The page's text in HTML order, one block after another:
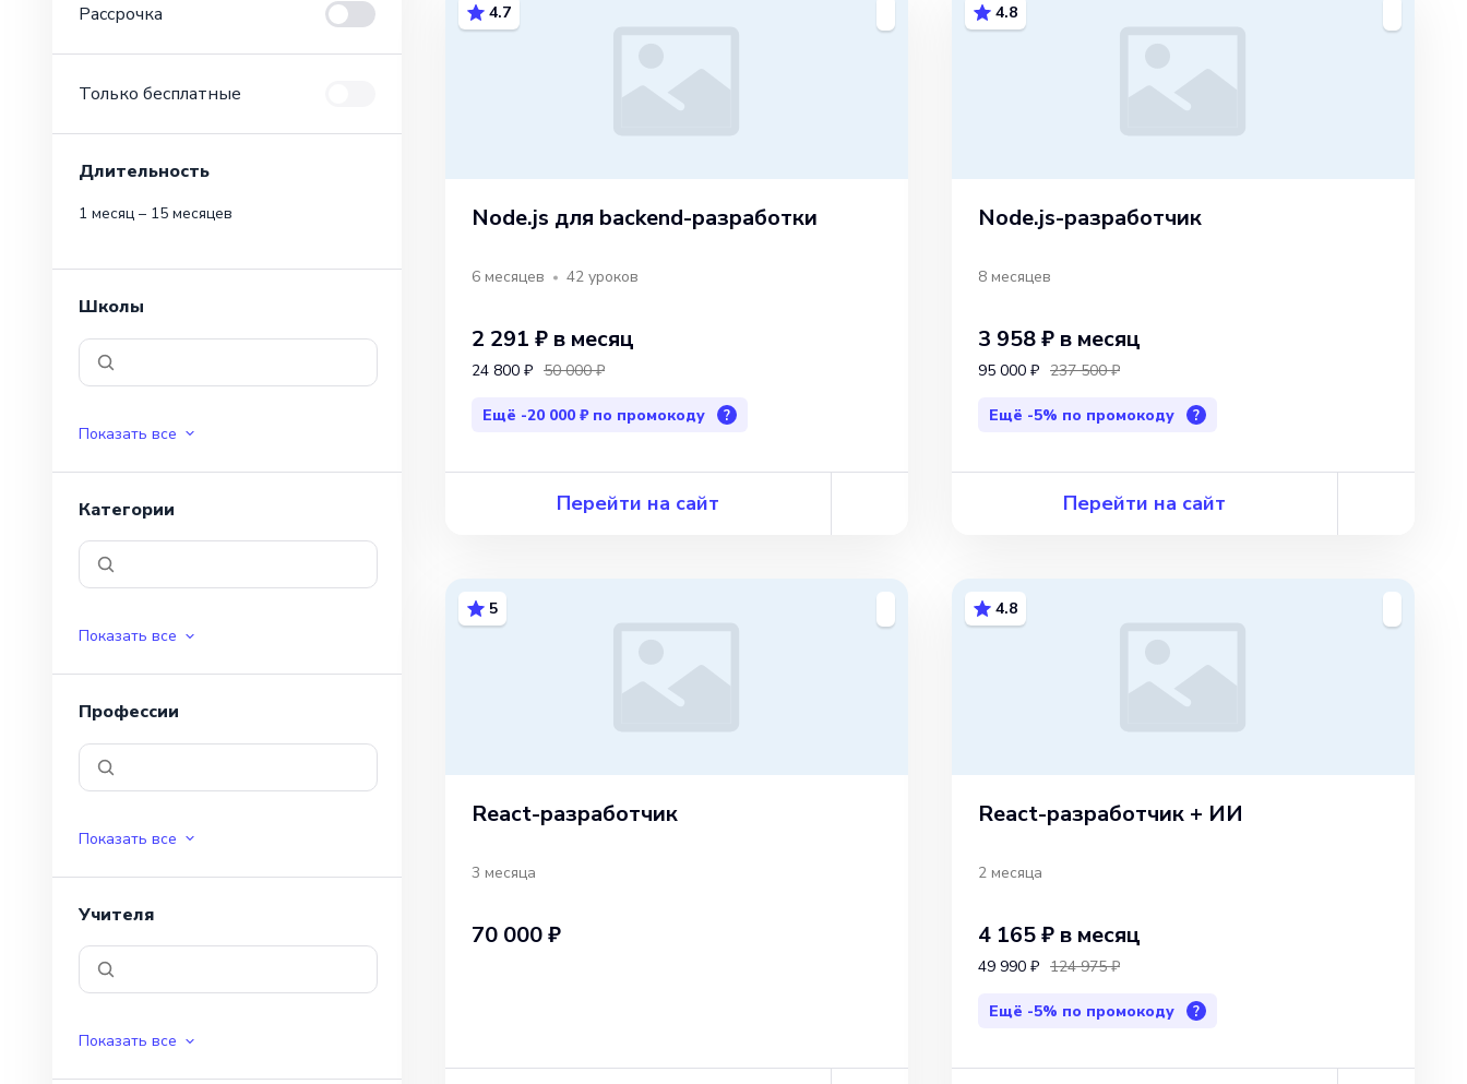
4.7
Node.js для backend-разработки
6 месяцев 42 уроков
2 291 ₽ в месяц
24 800 ₽ 50 000 ₽
Ещё -20 000 ₽ по промокоду ?
Перейти на сайт
4.8
Node.js-разработчик
8 месяцев
3 958 ₽ в месяц
95 000 ₽ 237 500 ₽
Ещё -5% по промокоду ?
Перейти на сайт
5
React-разработчик
3 месяца
70 000 ₽
4.8
React-разработчик + ИИ
2 месяца
4 165 ₽ в месяц
49 990 ₽ 124 975 ₽
Ещё -5% по промокоду ?
Рассрочка
Только бесплатные
Длительность
1 месяц – 15 месяцев
Школы
Показать все
Категории
Показать все
Профессии
Показать все
Учителя
Показать все